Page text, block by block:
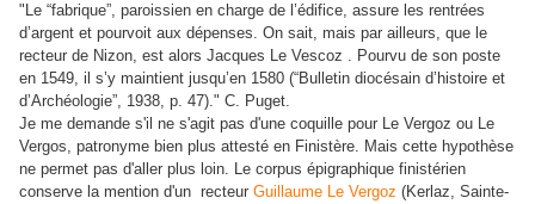
" Le “fabrique”, paroissien en charge de l’édifice, assure les rentrées
d’argent et pourvoit aux dépenses. On sait, mais par ailleurs, que le
recteur de Nizon, est alors Jacques Le Vescoz . Pourvu de son poste
en 1549, il s’y maintient jusqu’en 1580 (“Bulletin diocésain d’histoire et
d’Archéologie”, 1938, p. 47)." C. Puget.
Je me demande s'il ne s'agit pas d'une coquille pour Le Vergoz ou Le
Vergos, patronyme bien plus attesté en Finistère. Mais cette hypothèse
ne permet pas d'aller plus loin. Le corpus épigraphique finistérien
conserve la mention d'un recteur Guillaume Le Vergoz (Kerlaz, Sainte-